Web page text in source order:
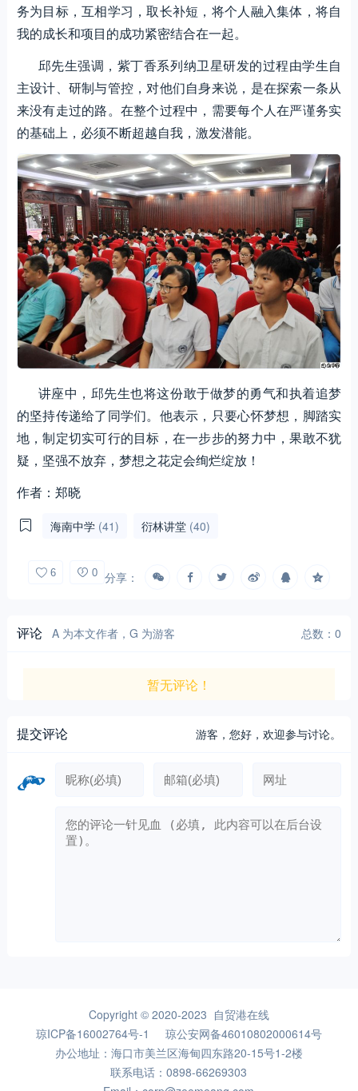
务为目标，互相学习，取长补短，将个人融入集体，将自
我的成长和项目的成功紧密结合在一起。
邱先生强调，紫丁香系列纳卫星研发的过程由学生自
主设计、研制与管控，对他们自身来说，是在探索一条从
来没有走过的路。在整个过程中，需要每个人在严谨务实
的基础上，必须不断超越自我，激发潜能。
讲座中，邱先生也将这份敢于做梦的勇气和执着追梦
的坚持传递给了同学们。他表示，只要心怀梦想，脚踏实
地，制定切实可行的目标，在一步步的努力中，果敢不犹
疑，坚强不放弃，梦想之花定会绚烂绽放！
作者：郑晓
海南中学 (41) 衍林讲堂 (40)
6 0 分享：
评论 A 为本文作者，G 为游客 总数：0
暂无评论！
提交评论 游客，您好，欢迎参与讨论。
Copyright © 2020-2023 自贸港在线
琼ICP备16002764号-1
琼公安网备46010802000614号
办公地址：海口市美兰区海甸四东路20-15号1-2楼
联系电话：0898-66269303